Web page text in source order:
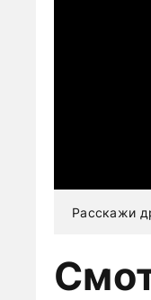
Расскажи